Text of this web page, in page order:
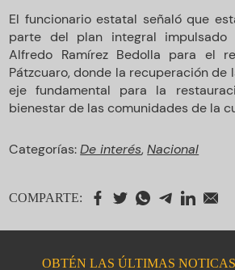
El funcionario estatal señaló que
parte del plan integral impulsado
Alfredo Ramírez Bedolla para el
Pátzcuaro, donde la recuperación de
eje fundamental para la
bienestar de las comunidades de la
Categorías:De interés,Nacional
COMPARTE:
OBTÉN LAS ÚLTIMAS